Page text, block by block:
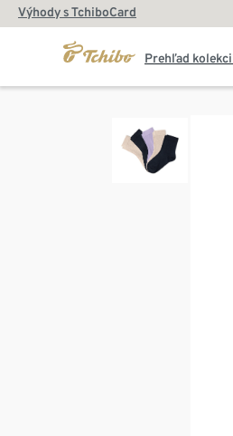
Výhody s TchiboCard
Prehľad